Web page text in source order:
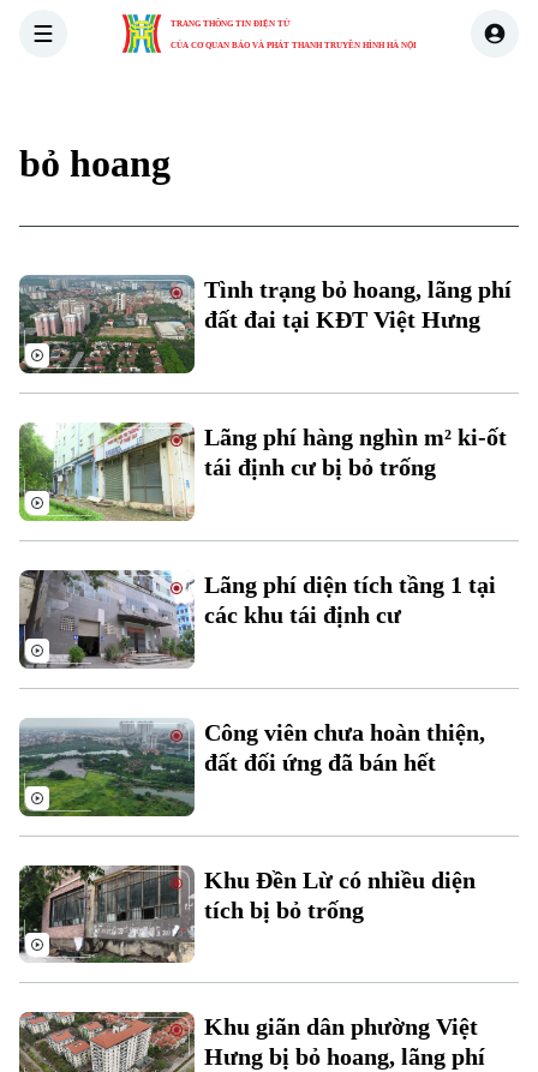
TRANG THÔNG TIN ĐIỆN TỬ
CỦA CƠ QUAN BÁO VÀ PHÁT THANH TRUYỀN HÌNH HÀ NỘI
Xu hướng
bỏ hoang
Tình trạng bỏ hoang, lãng phí
đất đai tại KĐT Việt Hưng
Lãng phí hàng nghìn m² ki-ốt
tái định cư bị bỏ trống
Lãng phí diện tích tầng 1 tại
các khu tái định cư
Công viên chưa hoàn thiện,
đất đối ứng đã bán hết
Khu Đền Lừ có nhiều diện
tích bị bỏ trống
Khu giãn dân phường Việt
Hưng bị bỏ hoang, lãng phí